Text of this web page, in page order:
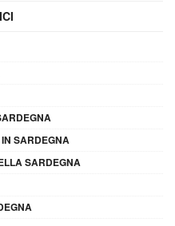
SARDEGNA
SARDEGNA